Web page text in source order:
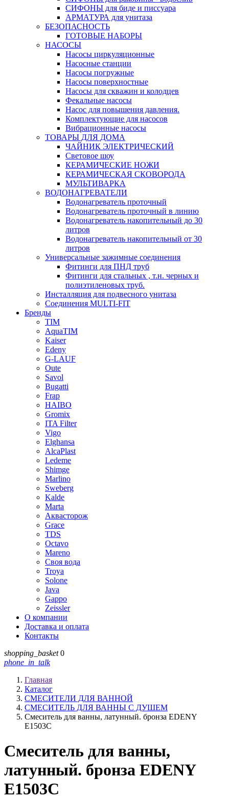
СИФОНЫ для биде и писсуара
АРМАТУРА для унитаза
БЕЗОПАСНОСТЬ
ГОТОВЫЕ НАБОРЫ
НАСОСЫ
Насосы циркуляционные
Насосные станции
Насосы погружные
Насосы поверхностные
Насосы для скважин и колодцев
Фекальные насосы
Насос для повышения давления.
Комплектующие для насосов
Вибрационные насосы
ТОВАРЫ ДЛЯ ДОМА
ЧАЙНИК ЭЛЕКТРИЧЕСКИЙ
Световое шоу
КЕРАМИЧЕСКИЕ НОЖИ
КЕРАМИЧЕСКАЯ СКОВОРОДА
МУЛЬТИВАРКА
ВОДОНАГРЕВАТЕЛИ
Водонагреватель проточный
Водонагреватель проточный в линию
Водонагреватель накопительный до 30
литров
Водонагреватель накопительный от 30
литров
Универсальные зажимные соединения
Фитинги для ПНД труб
Фитинги для стальных , т.н. черных и
полиэтиленовых труб.
Инсталляция для подвесного унитаза
Соединения MULTI-FIT
Бренды
TIM
AquaTIM
Kaiser
Edeny
G-LAUF
Oute
Savol
Bugatti
Frap
HAIBO
Gromix
ITA Filter
Vigo
Elghansa
AlcaPlast
Ledeme
Shimge
Marlino
Sweberg
Kalde
Marta
Аквасторож
Grace
TDS
Octavo
Mareno
Своя вода
Troya
Solone
Java
Gappo
Zeissler
О компании
Доставка и оплата
Контакты
shopping_basket 0
phone_in_talk
Главная
Каталог
СМЕСИТЕЛИ ДЛЯ ВАННОЙ
СМЕСИТЕЛЬ ДЛЯ ВАННЫ С ДУШЕМ
Смеситель для ванны, латунный. бронза EDENY
E1503С
Смеситель для ванны,
латунный. бронза EDENY
E1503С